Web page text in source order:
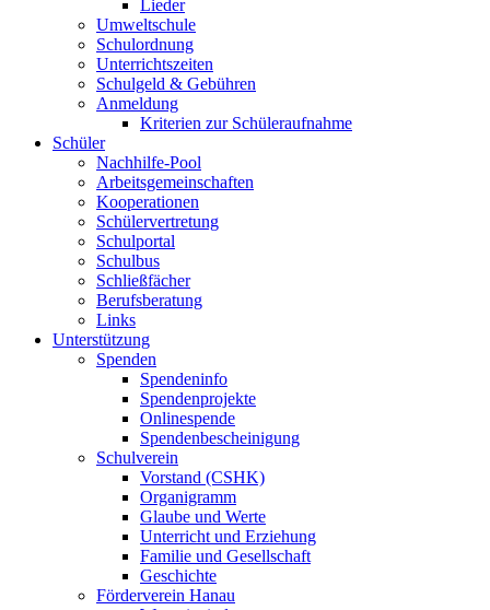
Lieder
Umweltschule
Schulordnung
Unterrichtszeiten
Schulgeld & Gebühren
Anmeldung
Kriterien zur Schüleraufnahme
Schüler
Nachhilfe-Pool
Arbeitsgemeinschaften
Kooperationen
Schülervertretung
Schulportal
Schulbus
Schließfächer
Berufsberatung
Links
Unterstützung
Spenden
Spendeninfo
Spendenprojekte
Onlinespende
Spendenbescheinigung
Schulverein
Vorstand (CSHK)
Organigramm
Glaube und Werte
Unterricht und Erziehung
Familie und Gesellschaft
Geschichte
Förderverein Hanau